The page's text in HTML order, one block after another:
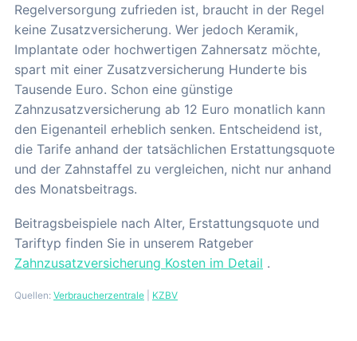
Regelversorgung zufrieden ist, braucht in der Regel
keine Zusatzversicherung. Wer jedoch Keramik,
Implantate oder hochwertigen Zahnersatz möchte,
spart mit einer Zusatzversicherung Hunderte bis
Tausende Euro. Schon eine günstige
Zahnzusatzversicherung ab 12 Euro monatlich kann
den Eigenanteil erheblich senken. Entscheidend ist,
die Tarife anhand der tatsächlichen Erstattungsquote
und der Zahnstaffel zu vergleichen, nicht nur anhand
des Monatsbeitrags.
Beitragsbeispiele nach Alter, Erstattungsquote und
Tariftyp finden Sie in unserem Ratgeber
Zahnzusatzversicherung Kosten im Detail .
Quellen: Verbraucherzentrale KZBV